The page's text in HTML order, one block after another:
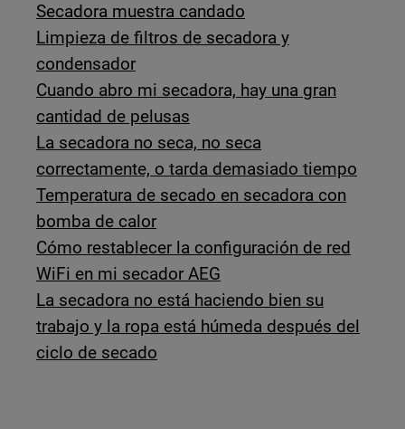
Secadora muestra candado
Limpieza de filtros de secadora y
condensador
Cuando abro mi secadora, hay una gran
cantidad de pelusas
La secadora no seca, no seca
correctamente, o tarda demasiado tiempo
Temperatura de secado en secadora con
bomba de calor
Cómo restablecer la configuración de red
WiFi en mi secador AEG
La secadora no está haciendo bien su
trabajo y la ropa está húmeda después del
ciclo de secado